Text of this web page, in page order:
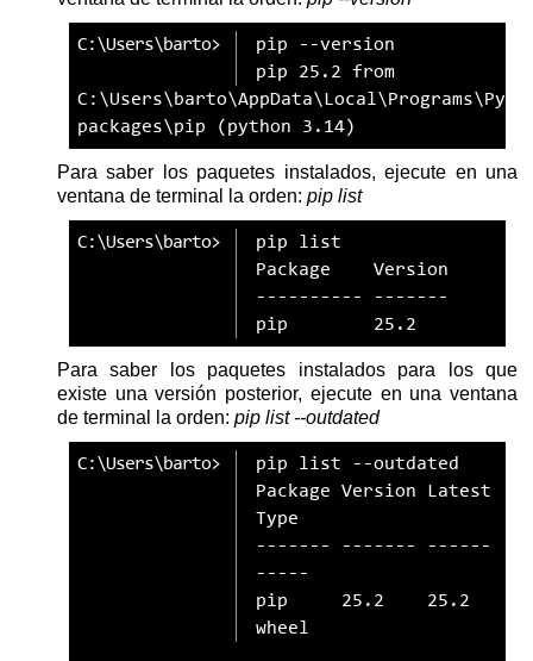
pip
--version
pip 25.2 from
packages\pip (python 3.14)
Para saber los paquetes instalados, ejecute en una
ventana de terminal la orden: pip list
pip
list
Package    Version
---------- -------
pip        25.2
Para saber los paquetes instalados para los que
existe una versión posterior, ejecute en una ventana
de terminal la orden: pip list --outdated
pip list
--outdated
Package Version Latest
Type
------- ------- ------
-----
pip     25.2    25.2
wheel